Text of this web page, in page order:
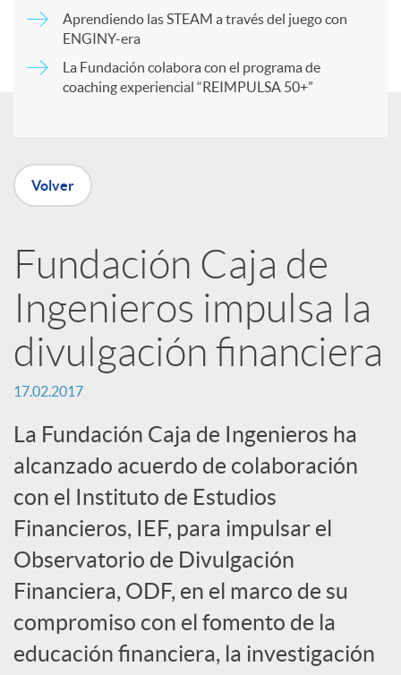
t
r
n
R
e
d
e
s
S
Aprendiendo las STEAM a través del juego con
ENGINY-era
La Fundación colabora con el programa de
coaching experiencial “REIMPULSA 50+”
Volver
Fundación Caja de
Ingenieros impulsa la
divulgación financiera
17.02.2017
La Fundación Caja de Ingenieros ha
alcanzado acuerdo de colaboración
con el Instituto de Estudios
Financieros, IEF, para impulsar el
Observatorio de Divulgación
Financiera, ODF, en el marco de su
compromiso con el fomento de la
educación financiera, la investigación